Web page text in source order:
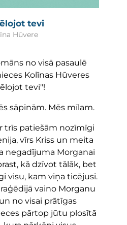
tevi
Hūvere
no visā pasaulē
Kolīnas Hūveres
tevi"!
sāpinām. Mēs mīlam.
trīs patiešām nozīmīgi
vīrs Kriss un meita
negadījuma Morganai
kā dzīvot tālāk, bet
visu, kam viņa ticējusi.
vaino Morganu
no visai prātīgas
pārtop jūtu plosītā